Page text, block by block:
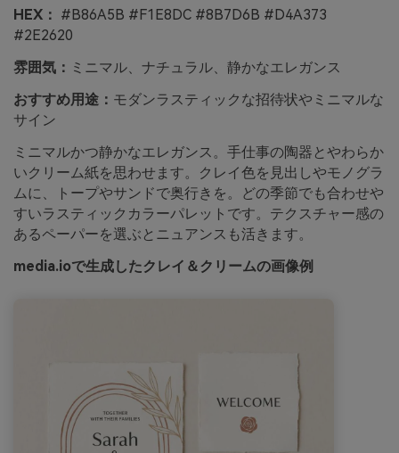
HEX： #B86A5B #F1E8DC #8B7D6B #D4A373
#2E2620
雰囲気： ミニマル、ナチュラル、静かなエレガンス
おすすめ用途： モダンラスティックな招待状やミニマルな
サイン
ミニマルかつ静かなエレガンス。手仕事の陶器とやわらか
いクリーム紙を思わせます。クレイ色を見出しやモノグラ
ムに、トープやサンドで奥行きを。どの季節でも合わせや
すいラスティックカラーパレットです。テクスチャー感の
あるペーパーを選ぶとニュアンスも活きます。
media.ioで生成したクレイ＆クリームの画像例